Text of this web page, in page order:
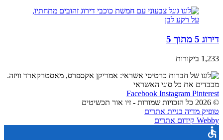
דירוג 5 מתוך 5
1,233 ביקורות
מכבדים את כל סוגי האשראי
Facebook Instagram Pinterest
© 2026 כל הזכויות שמורות - זיו אור תכשיטים
טופיק מדיה בניית אתרים
Webby קידום אתרים